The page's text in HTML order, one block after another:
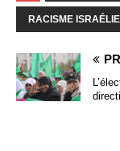
RACISME